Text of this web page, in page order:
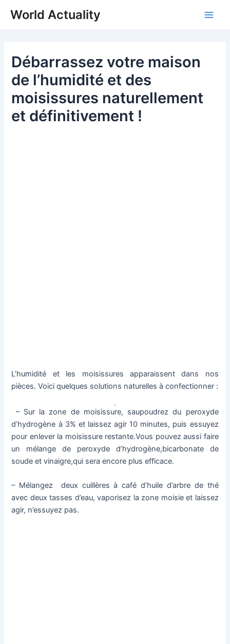
World Actuality
Débarrassez votre maison
de l’humidité et des
moisissures naturellement
et définitivement !
L’humidité et les moisissures apparaissent dans nos
pièces. Voici quelques solutions naturelles à confectionner :
– Sur la zone de moisissure, saupoudrez du peroxyde
d’hydrogène à 3% et laissez agir 10 minutes, puis essuyez
pour enlever la moisissure restante.Vous pouvez aussi faire
un mélange de peroxyde d’hydrogène,bicarbonate de
soude et vinaigre,qui sera encore plus efficace.
– Mélangez deux cuillères à café d’huile d’arbre de thé
avec deux tasses d’eau, vaporisez la zone moisie et laissez
agir, n’essuyez pas.